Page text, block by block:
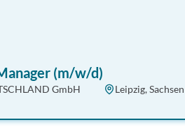
(m/w/d)
GmbH Leipzig, Sachsen